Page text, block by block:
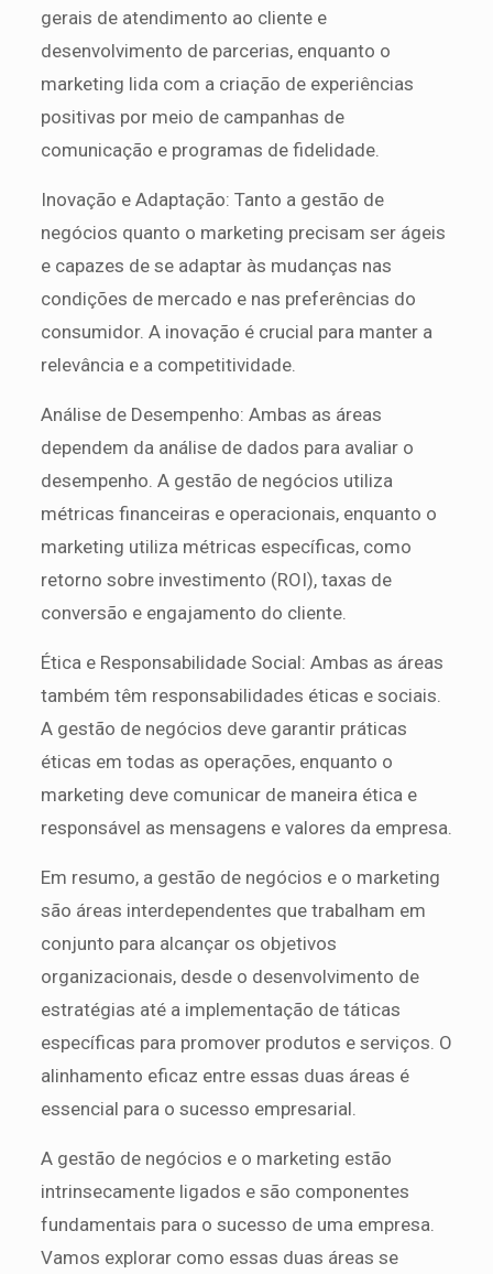
gerais de atendimento ao cliente e
desenvolvimento de parcerias, enquanto o
marketing lida com a criação de experiências
positivas por meio de campanhas de
comunicação e programas de fidelidade.
Inovação e Adaptação: Tanto a gestão de
negócios quanto o marketing precisam ser ágeis
e capazes de se adaptar às mudanças nas
condições de mercado e nas preferências do
consumidor. A inovação é crucial para manter a
relevância e a competitividade.
Análise de Desempenho: Ambas as áreas
dependem da análise de dados para avaliar o
desempenho. A gestão de negócios utiliza
métricas financeiras e operacionais, enquanto o
marketing utiliza métricas específicas, como
retorno sobre investimento (ROI), taxas de
conversão e engajamento do cliente.
Ética e Responsabilidade Social: Ambas as áreas
também têm responsabilidades éticas e sociais.
A gestão de negócios deve garantir práticas
éticas em todas as operações, enquanto o
marketing deve comunicar de maneira ética e
responsável as mensagens e valores da empresa.
Em resumo, a gestão de negócios e o marketing
são áreas interdependentes que trabalham em
conjunto para alcançar os objetivos
organizacionais, desde o desenvolvimento de
estratégias até a implementação de táticas
específicas para promover produtos e serviços. O
alinhamento eficaz entre essas duas áreas é
essencial para o sucesso empresarial.
A gestão de negócios e o marketing estão
intrinsecamente ligados e são componentes
fundamentais para o sucesso de uma empresa.
Vamos explorar como essas duas áreas se